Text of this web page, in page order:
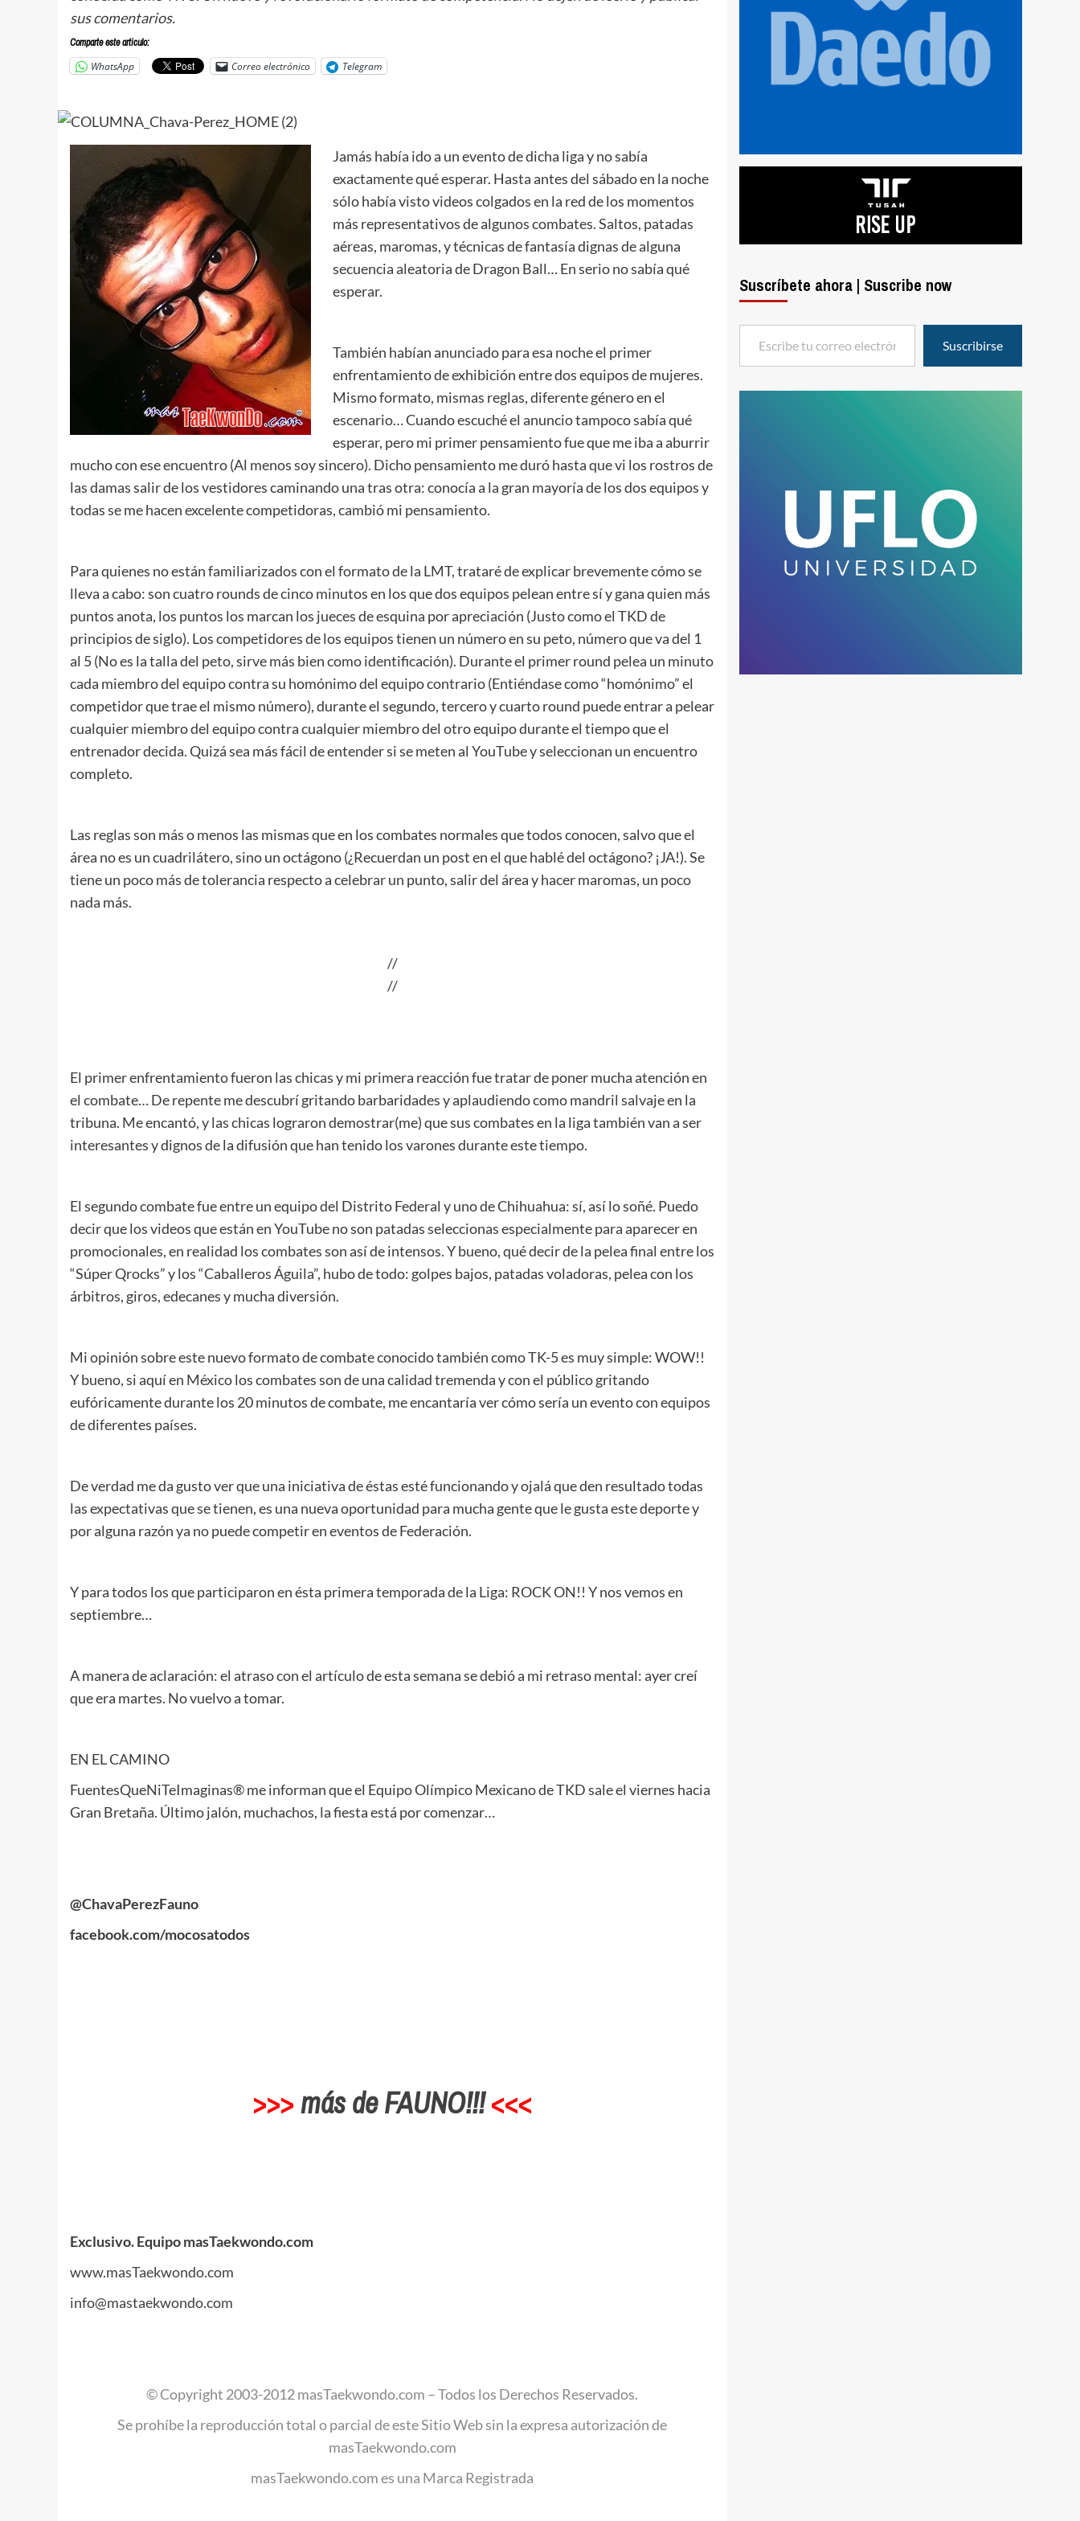
sus comentarios.
Comparte este articulo:
WhatsApp Correo electrónico Telegram
Jamás había ido a un evento de dicha liga y no sabía
exactamente qué esperar. Hasta antes del sábado en la noche
sólo había visto videos colgados en la red de los momentos
más representativos de algunos combates. Saltos, patadas
aéreas, maromas, y técnicas de fantasía dignas de alguna
secuencia aleatoria de Dragon Ball… En serio no sabía qué
esperar.
También habían anunciado para esa noche el primer
enfrentamiento de exhibición entre dos equipos de mujeres.
Mismo formato, mismas reglas, diferente género en el
escenario… Cuando escuché el anuncio tampoco sabía qué
esperar, pero mi primer pensamiento fue que me iba a aburrir
mucho con ese encuentro (Al menos soy sincero). Dicho pensamiento me duró hasta que vi los rostros de
las damas salir de los vestidores caminando una tras otra: conocía a la gran mayoría de los dos equipos y
todas se me hacen excelente competidoras, cambió mi pensamiento.
Para quienes no están familiarizados con el formato de la LMT, trataré de explicar brevemente cómo se
lleva a cabo: son cuatro rounds de cinco minutos en los que dos equipos pelean entre sí y gana quien más
puntos anota, los puntos los marcan los jueces de esquina por apreciación (Justo como el TKD de
principios de siglo). Los competidores de los equipos tienen un número en su peto, número que va del 1
al 5 (No es la talla del peto, sirve más bien como identificación). Durante el primer round pelea un minuto
cada miembro del equipo contra su homónimo del equipo contrario (Entiéndase como “homónimo” el
competidor que trae el mismo número), durante el segundo, tercero y cuarto round puede entrar a pelear
cualquier miembro del equipo contra cualquier miembro del otro equipo durante el tiempo que el
entrenador decida. Quizá sea más fácil de entender si se meten al YouTube y seleccionan un encuentro
completo.
Las reglas son más o menos las mismas que en los combates normales que todos conocen, salvo que el
área no es un cuadrilátero, sino un octágono (¿Recuerdan un post en el que hablé del octágono? ¡JA!). Se
tiene un poco más de tolerancia respecto a celebrar un punto, salir del área y hacer maromas, un poco
nada más.
//
//
El primer enfrentamiento fueron las chicas y mi primera reacción fue tratar de poner mucha atención en
el combate… De repente me descubrí gritando barbaridades y aplaudiendo como mandril salvaje en la
tribuna. Me encantó, y las chicas lograron demostrar(me) que sus combates en la liga también van a ser
interesantes y dignos de la difusión que han tenido los varones durante este tiempo.
El segundo combate fue entre un equipo del Distrito Federal y uno de Chihuahua: sí, así lo soñé. Puedo
decir que los videos que están en YouTube no son patadas seleccionas especialmente para aparecer en
promocionales, en realidad los combates son así de intensos. Y bueno, qué decir de la pelea final entre los
“Súper Qrocks” y los “Caballeros Águila”, hubo de todo: golpes bajos, patadas voladoras, pelea con los
árbitros, giros, edecanes y mucha diversión.
Mi opinión sobre este nuevo formato de combate conocido también como TK-5 es muy simple: WOW!!
Y bueno, si aquí en México los combates son de una calidad tremenda y con el público gritando
eufóricamente durante los 20 minutos de combate, me encantaría ver cómo sería un evento con equipos
de diferentes países.
De verdad me da gusto ver que una iniciativa de éstas esté funcionando y ojalá que den resultado todas
las expectativas que se tienen, es una nueva oportunidad para mucha gente que le gusta este deporte y
por alguna razón ya no puede competir en eventos de Federación.
Y para todos los que participaron en ésta primera temporada de la Liga: ROCK ON!! Y nos vemos en
septiembre…
A manera de aclaración: el atraso con el artículo de esta semana se debió a mi retraso mental: ayer creí
que era martes. No vuelvo a tomar.
EN EL CAMINO
FuentesQueNiTeImaginas® me informan que el Equipo Olímpico Mexicano de TKD sale el viernes hacia
Gran Bretaña. Último jalón, muchachos, la fiesta está por comenzar…
@ChavaPerezFauno
facebook.com/mocosatodos
>>>más de FAUNO!!!<<<
Exclusivo. Equipo masTaekwondo.com
www.masTaekwondo.com
info@mastaekwondo.com
© Copyright 2003-2012 masTaekwondo.com – Todos los Derechos Reservados.
Se prohíbe la reproducción total o parcial de este Sitio Web sin la expresa autorización de
masTaekwondo.com
masTaekwondo.com es una Marca Registrada
Suscríbete ahora | Suscribe now
Escribe tu correo electrónico…
Suscribirse